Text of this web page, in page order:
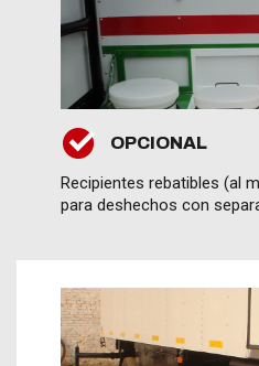
OPCIONAL
Recipientes rebatibles (al
para deshechos con